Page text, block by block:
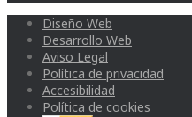
Diseño Web
Desarrollo Web
Aviso Legal
Política de privacidad
Accesibilidad
Política de cookies